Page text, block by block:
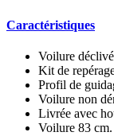
Caractéristiques
Voilure
Kit de
Profil de
Voilure non
Livrée avec
Voilure 83 cm.